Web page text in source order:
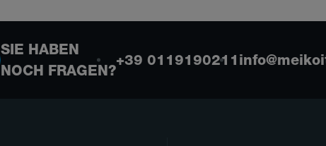
SIE HABEN
NOCH FRAGEN?
+39 0119190211